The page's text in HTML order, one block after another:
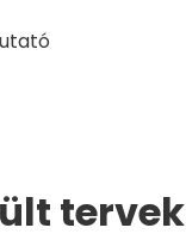
tervek